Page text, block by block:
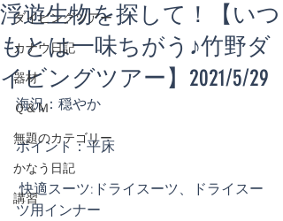
ダイビングツアー
カナウ日記
器材
Ｑ＆Ｍ
無題のカテゴリー
かなう日記
講習
浮遊生物を探して！【いつ
もとは一味ちがう♪竹野ダ
イビングツアー】2021/5/29
海況：穏やか
ポイント：平床
快適スーツ:ドライスーツ、ドライスー
ツ用インナー